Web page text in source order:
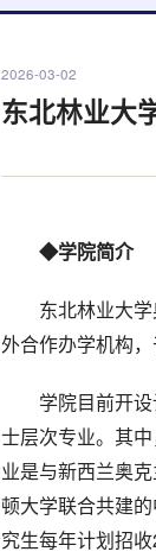
2026-03-02
东北林业大
◆学院简介
东北林业大
外合作办学机构
学院目前开
士层次专业。其
业是与新西兰奥
顿大学联合共建
究生每年计划招收